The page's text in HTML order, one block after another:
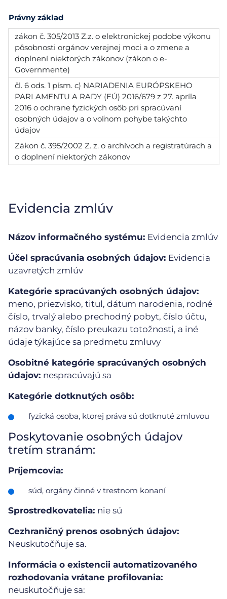
Právny základ
zákon č. 305/2013 Z.z. o elektronickej podobe výkonu
pôsobnosti orgánov verejnej moci a o zmene a
doplnení niektorých zákonov (zákon o e-
Governmente)
čl. 6 ods. 1 písm. c) NARIADENIA EURÓPSKEHO
PARLAMENTU A RADY (EÚ) 2016/679 z 27. apríla
2016 o ochrane fyzických osôb pri spracúvaní
osobných údajov a o voľnom pohybe takýchto
údajov
Zákon č. 395/2002 Z. z. o archívoch a registratúrach a
o doplnení niektorých zákonov
Evidencia zmlúv
Názov informačného systému: Evidencia zmlúv
Účel spracúvania osobných údajov: Evidencia
uzavretých zmlúv
Kategórie spracúvaných osobných údajov:
meno, priezvisko, titul, dátum narodenia, rodné
číslo, trvalý alebo prechodný pobyt, číslo účtu,
názov banky, číslo preukazu totožnosti, a iné
údaje týkajúce sa predmetu zmluvy
Osobitné kategórie spracúvaných osobných
údajov: nespracúvajú sa
Kategórie dotknutých osôb:
fyzická osoba, ktorej práva sú dotknuté zmluvou
Poskytovanie osobných údajov
tretím stranám:
Príjemcovia:
súd, orgány činné v trestnom konaní
Sprostredkovatelia: nie sú
Cezhraničný prenos osobných údajov:
Neuskutočňuje sa.
Informácia o existencii automatizovaného
rozhodovania vrátane profilovania:
neuskutočňuje sa: